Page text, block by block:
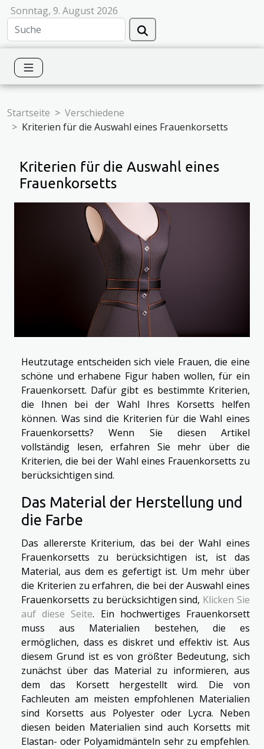
Sonntag, 9. August 2026
Startseite
Verschiedene
Kriterien für die Auswahl eines Frauenkorsetts
Kriterien für die Auswahl eines
Frauenkorsetts
Heutzutage entscheiden sich viele Frauen, die eine
schöne und erhabene Figur haben wollen, für ein
Frauenkorsett. Dafür gibt es bestimmte Kriterien,
die Ihnen bei der Wahl Ihres Korsetts helfen
können. Was sind die Kriterien für die Wahl eines
Frauenkorsetts? Wenn Sie diesen Artikel
vollständig lesen, erfahren Sie mehr über die
Kriterien, die bei der Wahl eines Frauenkorsetts zu
berücksichtigen sind.
Das Material der Herstellung und
die Farbe
Das allererste Kriterium, das bei der Wahl eines
Frauenkorsetts zu berücksichtigen ist, ist das
Material, aus dem es gefertigt ist. Um mehr über
die Kriterien zu erfahren, die bei der Auswahl eines
Frauenkorsetts zu berücksichtigen sind, Klicken Sie
auf diese Seite. Ein hochwertiges Frauenkorsett
muss aus Materialien bestehen, die es
ermöglichen, dass es diskret und effektiv ist. Aus
diesem Grund ist es von größter Bedeutung, sich
zunächst über das Material zu informieren, aus
dem das Korsett hergestellt wird. Die von
Fachleuten am meisten empfohlenen Materialien
sind Korsetts aus Polyester oder Lycra. Neben
diesen beiden Materialien sind auch Korsetts mit
Elastan- oder Polyamidmänteln sehr zu empfehlen.